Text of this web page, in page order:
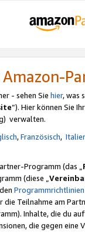
- sehen Sie hier, was
“). Hier können Sie
verwalten.
,Französisch,
Programm (das „
(diese „
Programmrichtlinien
Teilnahme am
Inhalte, die du
die gegen